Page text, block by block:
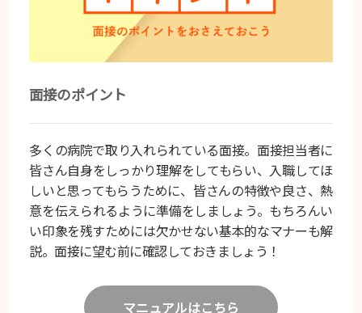
面接のポイント
多くの病院で取り入れられている面接。面接担当者に
皆さん自身をしっかり理解をしてもらい、入職してほ
しいと思ってもらうために、皆さんの特徴や良さ、熱
意を伝えられるように準備をしましょう。もちろんい
い印象を残すためには欠かせない基本的なマナーも解
説。面接に望む前に確認しておきましょう！
マニュアルはこちら